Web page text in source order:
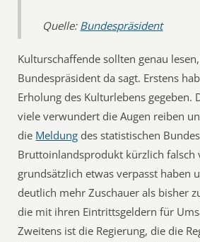
Quelle: Bundespräsident
Kulturschaffende sollten genau
Bundespräsident da sagt. Erstens
Erholung des Kulturlebens gegeben.
viele verwundert die Augen reiben
die Meldung des statistischen
Bruttoinlandsprodukt kürzlich falsch
grundsätzlich etwas verpasst haben
deutlich mehr Zuschauer als bisher
die mit ihren Eintrittsgeldern für
Zweitens ist die Regierung, die die